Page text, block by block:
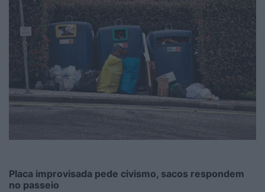
Placa improvisada pede civismo, sacos respondem
no passeio